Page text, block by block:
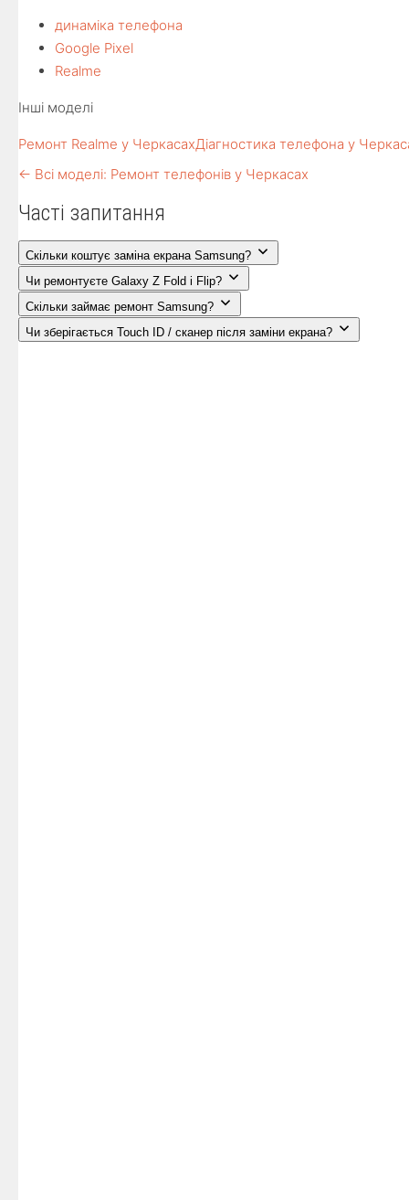
динаміка телефона
Google Pixel
Realme
Інші моделі
Ремонт Realme у ЧеркасахДіагностика телефона у
← Всі моделі: Ремонт телефонів у Черкасах
Часті запитання
Скільки коштує заміна екрана Samsung?
Чи ремонтуєте Galaxy Z Fold і Flip?
Скільки займає ремонт Samsung?
Чи зберігається Touch ID / сканер після заміни екрана?